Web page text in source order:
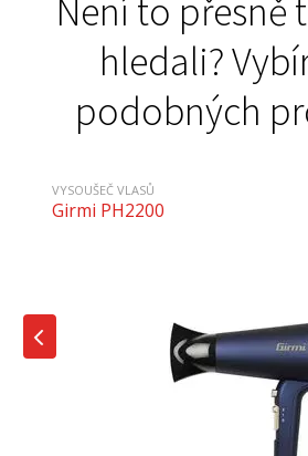
Není to přesně
hledali?
podobných
VYSOUŠEČ VLASŮ
Girmi PH2200